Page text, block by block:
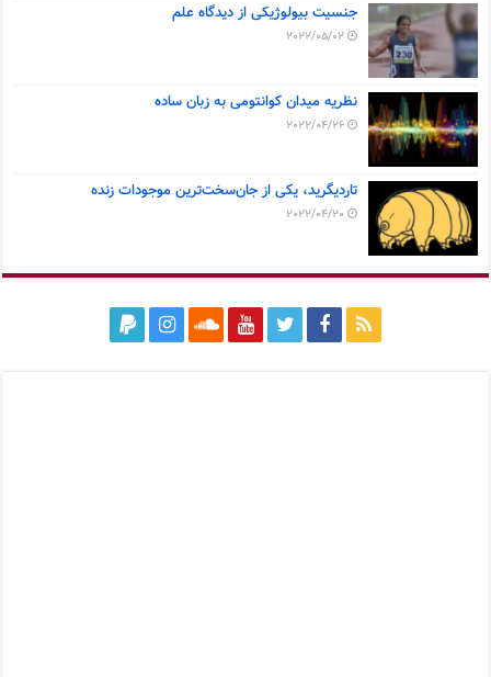
جنسیت بیولوژیکی از دیدگاه علم
2022/05/02
نظریه میدان کوانتومی به زبان ساده
2022/04/26
تاردیگرید، یکی از جان‌سخت‌ترین موجودات زنده
2022/04/20